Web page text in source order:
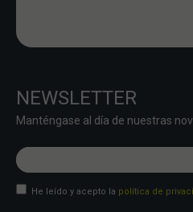
NEWSLETTER
Manténgase al día de nuestras
He leído y acepto la política de